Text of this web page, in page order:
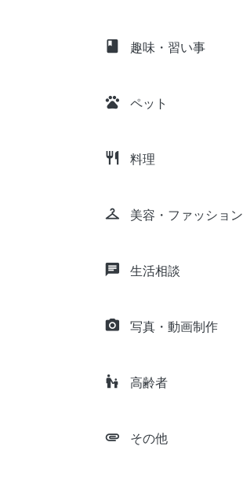
class 趣味・習い事
pets ペット
restaurant 料理
checkroom 美容・ファッション
chat 生活相談
camera_alt 写真・動画制作
escalator_warning 高齢者
attachment その他